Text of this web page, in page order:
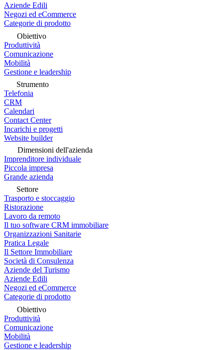
Aziende Edili
Negozi ed eCommerce
Categorie di prodotto
Obiettivo
Produttività
Comunicazione
Mobilità
Gestione e leadership
Strumento
Telefonia
CRM
Calendari
Contact Center
Incarichi e progetti
Website builder
Dimensioni dell'azienda
Imprenditore individuale
Piccola impresa
Grande azienda
Settore
Trasporto e stoccaggio
Ristorazione
Lavoro da remoto
Il tuo software CRM immobiliare
Organizzazioni Sanitarie
Pratica Legale
Il Settore Immobiliare
Società di Consulenza
Aziende del Turismo
Aziende Edili
Negozi ed eCommerce
Categorie di prodotto
Obiettivo
Produttività
Comunicazione
Mobilità
Gestione e leadership